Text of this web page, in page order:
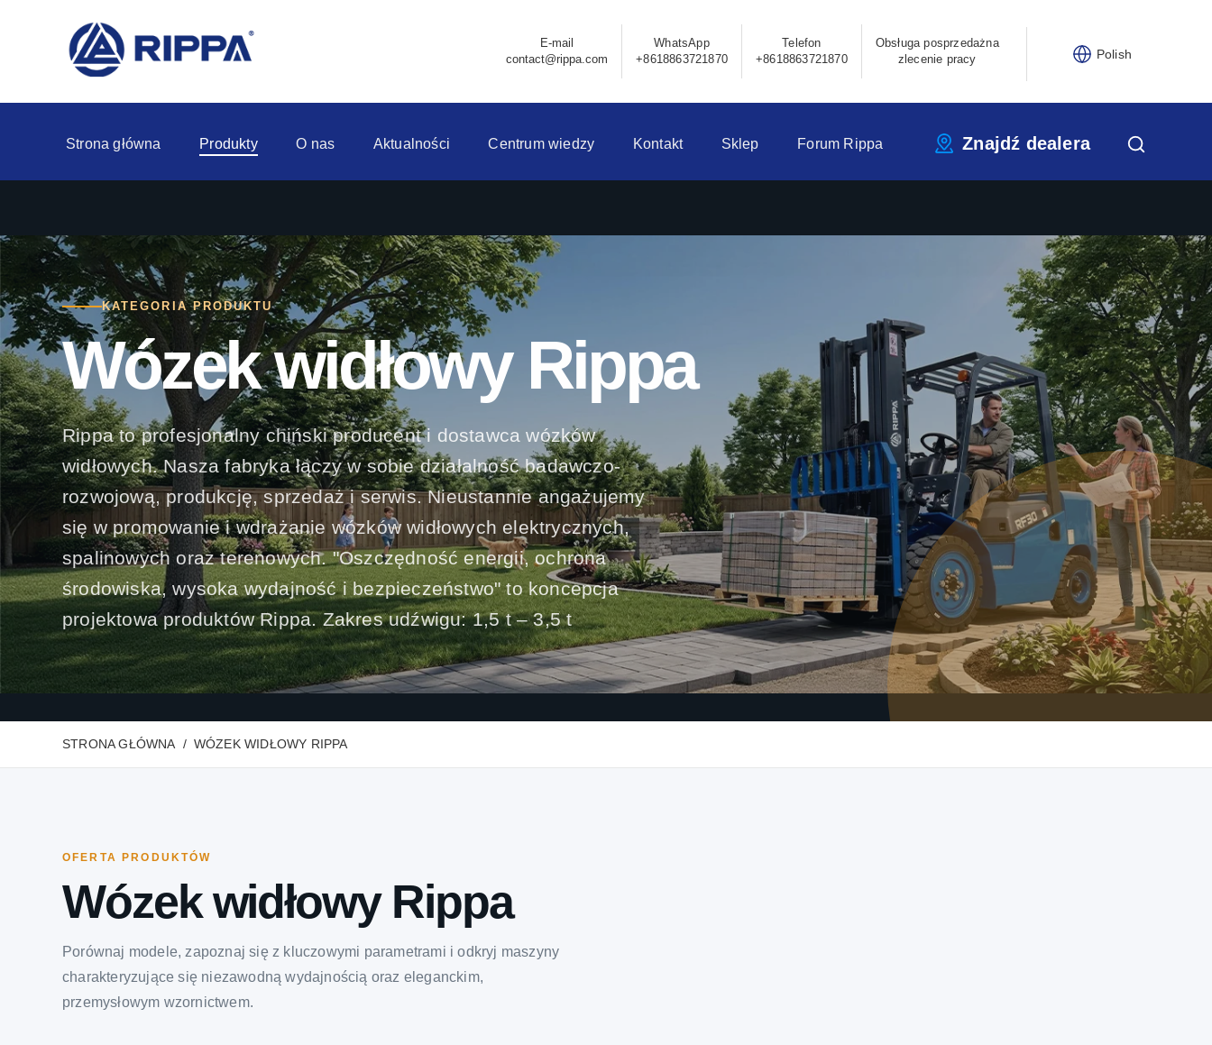
E-mail
contact@rippa.com
WhatsApp
+8618863721870
Telefon
+8618863721870
Obsługa posprzedażna
zlecenie pracy
Polish
Strona główna Produkty O nas Aktualności Centrum wiedzy Kontakt Sklep Forum Rippa Znajdź dealera
KATEGORIA PRODUKTU
Wózek widłowy Rippa
Rippa to profesjonalny chiński producent i dostawca wózków
widłowych. Nasza fabryka łączy w sobie działalność badawczo-
rozwojową, produkcję, sprzedaż i serwis. Nieustannie angażujemy
się w promowanie i wdrażanie wózków widłowych elektrycznych,
spalinowych oraz terenowych. "Oszczędność energii, ochrona
środowiska, wysoka wydajność i bezpieczeństwo" to koncepcja
projektowa produktów Rippa. Zakres udźwigu: 1,5 t – 3,5 t
STRONA GŁÓWNA WÓZEK WIDŁOWY RIPPA
OFERTA PRODUKTÓW
Wózek widłowy Rippa
Porównaj modele, zapoznaj się z kluczowymi parametrami i odkryj maszyny
charakteryzujące się niezawodną wydajnością oraz eleganckim,
przemysłowym wzornictwem.